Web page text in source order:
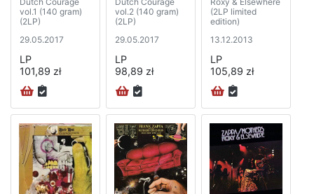
vol.1 (140 gram)
(2LP)
29.05.2017
LP
101,89 zł
vol.2 (140 gram)
(2LP)
29.05.2017
LP
98,89 zł
(2LP limited
edition)
13.12.2013
LP
105,89 zł